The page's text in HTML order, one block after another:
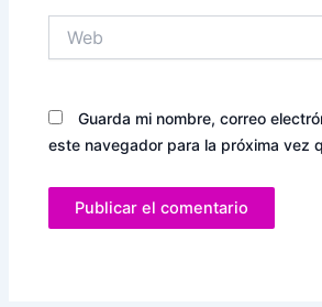
Guarda mi nombre, correo
este navegador para la próxima vez